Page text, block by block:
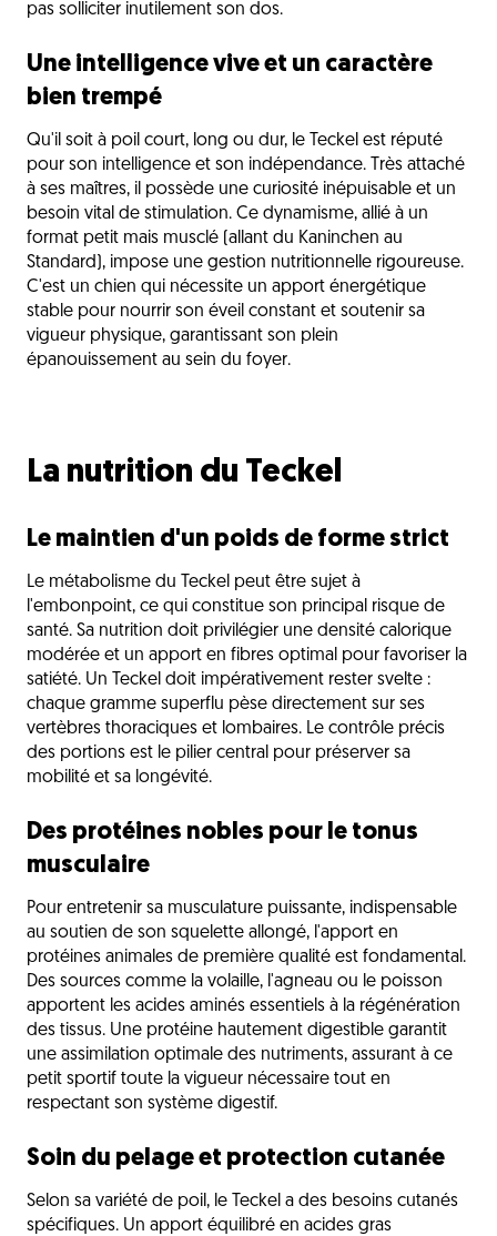
pas solliciter inutilement son dos.
Une intelligence vive et un caractère
bien trempé
Qu'il soit à poil court, long ou dur, le Teckel est réputé
pour son intelligence et son indépendance. Très attaché
à ses maîtres, il possède une curiosité inépuisable et un
besoin vital de stimulation. Ce dynamisme, allié à un
format petit mais musclé (allant du Kaninchen au
Standard), impose une gestion nutritionnelle rigoureuse.
C'est un chien qui nécessite un apport énergétique
stable pour nourrir son éveil constant et soutenir sa
vigueur physique, garantissant son plein
épanouissement au sein du foyer.
La nutrition du Teckel
Le maintien d'un poids de forme strict
Le métabolisme du Teckel peut être sujet à
l'embonpoint, ce qui constitue son principal risque de
santé. Sa nutrition doit privilégier une densité calorique
modérée et un apport en fibres optimal pour favoriser la
satiété. Un Teckel doit impérativement rester svelte :
chaque gramme superflu pèse directement sur ses
vertèbres thoraciques et lombaires. Le contrôle précis
des portions est le pilier central pour préserver sa
mobilité et sa longévité.
Des protéines nobles pour le tonus
musculaire
Pour entretenir sa musculature puissante, indispensable
au soutien de son squelette allongé, l'apport en
protéines animales de première qualité est fondamental.
Des sources comme la volaille, l'agneau ou le poisson
apportent les acides aminés essentiels à la régénération
des tissus. Une protéine hautement digestible garantit
une assimilation optimale des nutriments, assurant à ce
petit sportif toute la vigueur nécessaire tout en
respectant son système digestif.
Soin du pelage et protection cutanée
Selon sa variété de poil, le Teckel a des besoins cutanés
spécifiques. Un apport équilibré en acides gras